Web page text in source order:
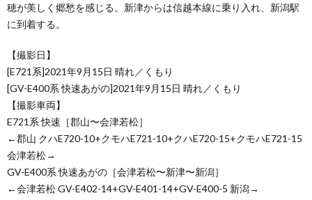
穂が美しく郷愁を感じる。新津からは信越本線に乗り入れ、新潟駅
に到着する。
【撮影日】
[E721系]2021年9月15日 晴れ／くもり
[GV-E400系 快速あがの]2021年9月15日 晴れ／くもり
【撮影車両】
E721系 快速［郡山〜会津若松］
←郡山 クハE720-10+クモハE721-10+クハE720-15+クモハE721-15
会津若松→
GV-E400系 快速あがの［会津若松〜新津〜新潟］
←会津若松 GV-E402-14+GV-E401-14+GV-E400-5 新潟→